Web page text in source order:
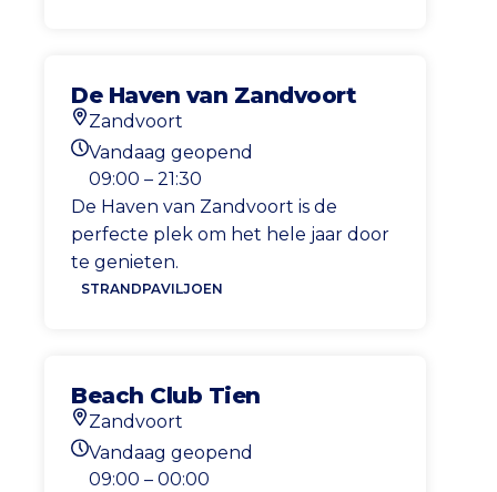
De Haven van Zandvoort
Locatie
Zandvoort
Openingstijden vandaag
Vandaag geopend
09:00 – 21:30
De Haven van Zandvoort is de
perfecte plek om het hele jaar door
te genieten.
STRANDPAVILJOEN
Beach Club Tien
Locatie
Zandvoort
Openingstijden vandaag
Vandaag geopend
09:00 – 00:00